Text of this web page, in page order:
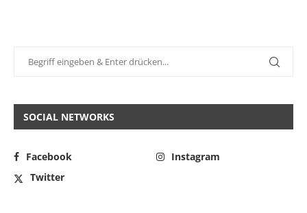
SOCIAL NETWORKS
Facebook
Instagram
Twitter